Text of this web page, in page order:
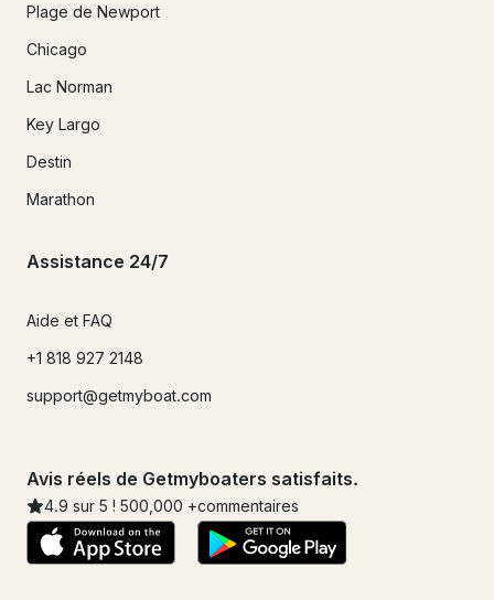
Plage de Newport
Chicago
Lac Norman
Key Largo
Destin
Marathon
Assistance 24/7
Aide et FAQ
+1 818 927 2148
support@getmyboat.com
Avis réels de Getmyboaters satisfaits.
4.9 sur 5 ! 500,000 +commentaires